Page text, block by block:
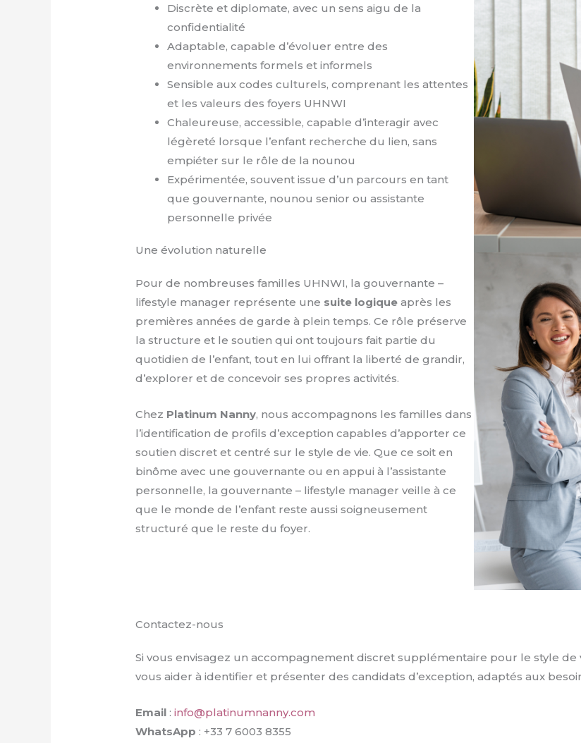
Discrète et diplomate, avec un sens aigu de la
confidentialité
Adaptable, capable d’évoluer entre des
environnements formels et informels
Sensible aux codes culturels, comprenant les attentes
et les valeurs des foyers UHNWI
Chaleureuse, accessible, capable d’interagir avec
légèreté lorsque l’enfant recherche du lien, sans
empiéter sur le rôle de la nounou
Expérimentée, souvent issue d’un parcours en tant
que gouvernante, nounou senior ou assistante
personnelle privée
Une évolution naturelle
Pour de nombreuses familles UHNWI, la gouvernante –
lifestyle manager représente une suite logique après les
premières années de garde à plein temps. Ce rôle préserve
la structure et le soutien qui ont toujours fait partie du
quotidien de l’enfant, tout en lui offrant la liberté de grandir,
d’explorer et de concevoir ses propres activités.
Chez Platinum Nanny, nous accompagnons les familles dans
l’identification de profils d’exception capables d’apporter ce
soutien discret et centré sur le style de vie. Que ce soit en
binôme avec une gouvernante ou en appui à l’assistante
personnelle, la gouvernante – lifestyle manager veille à ce
que le monde de l’enfant reste aussi soigneusement
structuré que le reste du foyer.
Contactez-nous
Si vous envisagez un accompagnement discret supplémentaire pour le style de
vous aider à identifier et présenter des candidats d’exception, adaptés aux
Email :info@platinumnanny.com
WhatsApp : +33 7 6003 8355